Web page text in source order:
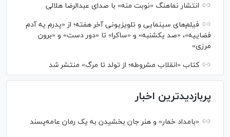
انتشار نماهنگ «نوبت منه» با صدای عبدالرضا هلالی
فیلم‌های سینمایی و تلویزیونی آخر هفته؛ از «پدرم یه آدم
فضاییه»، «صد یکشنبه» و «ساکرا» تا «دور دست» و «برون
مرزی»
کتاب «انقلاب مشروطه؛ از تولد تا مرگ» منتشر شد
پربازدیدترین اخبار
«بامداد خمار» و هنر جان بخشیدن به یک رمان عامه‌پسند